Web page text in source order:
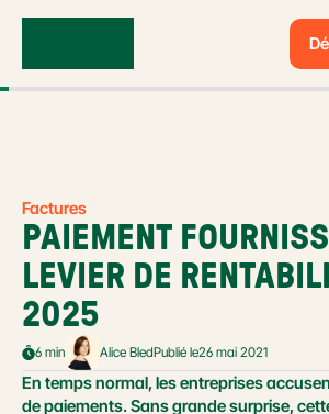
Factures
PAIEMENT
LEVIER DE
2025
6 min Alice BledPublié le26 mai 2021
En temps normal, les entreprises
de paiements. Sans grande surprise,